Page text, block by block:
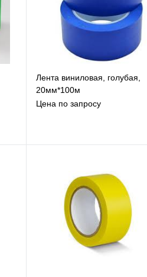
Лента виниловая, голубая,
20мм*100м
Цена по запросу
К сравнению
Под заказ